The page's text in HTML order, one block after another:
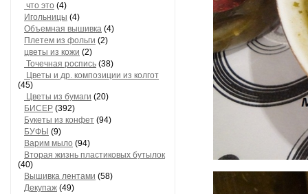
что это (4)
Игольницы (4)
Объемная вышивка (4)
Плетем из фольги (2)
цветы из кожи (2)
Точечная роспись (38)
Цветы и др. композиции из колгот
(45)
Цветы из бумаги (20)
БИСЕР (392)
Букеты из конфет (94)
БУФЫ (9)
Варим мыло (94)
Вторая жизнь пластиковых бутылок
(40)
Вышивка лентами (58)
Декупаж (49)